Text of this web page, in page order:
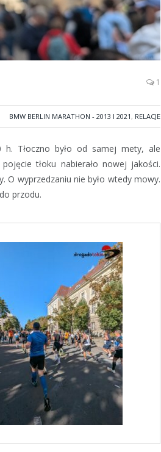
1
BMW BERLIN MARATHON - 2013 I 2021 , RELACJE
Tłoczno było od samej mety, ale
tłoku nabierało nowej jakości.
O wyprzedzaniu nie było wtedy mowy.
przodu.